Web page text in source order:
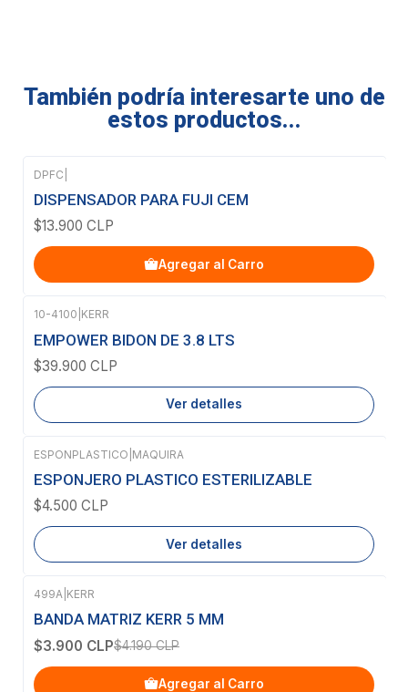
También podría interesarte uno de
estos productos...
DPFC
DISPENSADOR PARA FUJI CEM
$13.900 CLP
Agregar al Carro
Agotado
10-4100 KERR
EMPOWER BIDON DE 3.8 LTS
$39.900 CLP
Ver detalles
Agotado
ESPONPLASTICO MAQUIRA
ESPONJERO PLASTICO ESTERILIZABLE
$4.500 CLP
Ver detalles
-7% OFF
499A KERR
BANDA MATRIZ KERR 5 MM
$3.900 CLP$4.190 CLP
Agregar al Carro